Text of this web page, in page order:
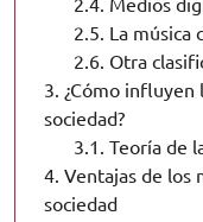
2.4. Medios
2.5. La música
2.6. Otra
3. ¿Cómo influyen
sociedad?
3.1. Teoría de
4. Ventajas de los
sociedad